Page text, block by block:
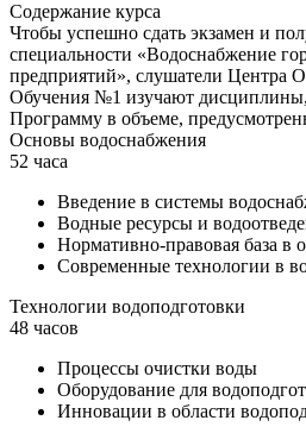
Содержание курса
Чтобы успешно сдать экзамен и
специальности «Водоснабжение
предприятий», слушатели Центра
Обучения №1 изучают дисциплины,
Программу в объеме,
Основы водоснабжения
52 часа
Введение в системы
Водные ресурсы и
Нормативно-правовая база в
Современные технологии в
Технологии водоподготовки
48 часов
Процессы очистки воды
Оборудование для
Инновации в области